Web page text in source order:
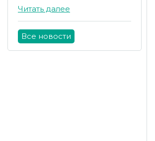
Читать далее
Все новости